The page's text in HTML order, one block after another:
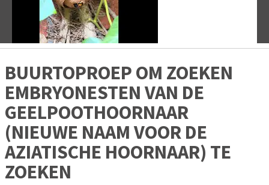
BUURTOPROEP OM ZOEKEN
EMBRYONESTEN VAN DE
GEELPOOTHOORNAAR
(NIEUWE NAAM VOOR DE
AZIATISCHE HOORNAAR) TE
ZOEKEN